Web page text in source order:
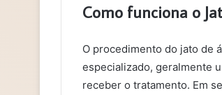
Como funciona o
O procedimento do jato de
especializado, geralmente
receber o tratamento. Em